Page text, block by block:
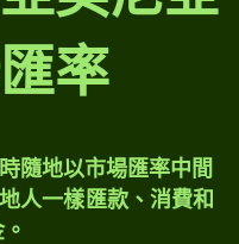
率
隨地以市場匯率中間
人一樣匯款、消費和